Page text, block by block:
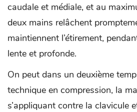
caudale et médiale, et au
deux mains relâchent
maintiennent l’étirement,
lente et profonde.
On peut dans un deuxième
technique en compression, la
s’appliquant contre la clavicule